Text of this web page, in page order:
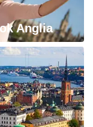
Anglia